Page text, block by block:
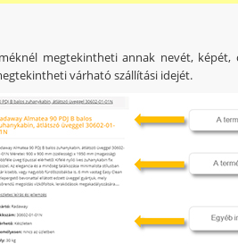
megtekintheti annak nevét, képét,
várható szállítási idejét.